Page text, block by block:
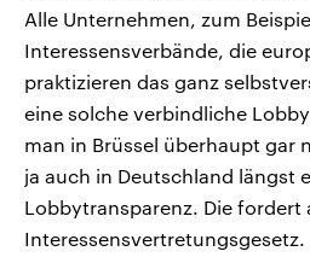
Alle Unternehmen, zum
Interessensverbände, die
praktizieren das ganz
eine solche verbindliche
man in Brüssel überhaupt gar
ja auch in Deutschland längst
Lobbytransparenz. Die fordert
Interessensvertretungsgesetz.